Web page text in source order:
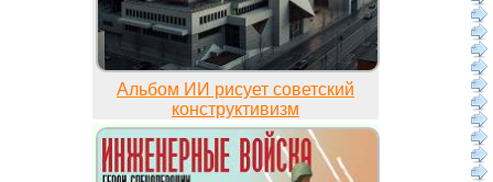
Альбом ИИ рисует советский
конструктивизм